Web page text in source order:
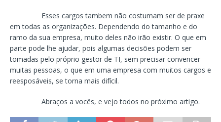
Esses cargos tambem não costumam ser de praxe
em todas as organizações. Dependendo do tamanho e do
ramo da sua empresa, muito deles não irão existir. O que em
parte pode lhe ajudar, pois algumas decisões podem ser
tomadas pelo próprio gestor de TI, sem precisar convencer
muitas pessoas, o que em uma empresa com muitos cargos e
reesposáveis, se torna mais difícil.
Abraços a vocês, e vejo todos no próximo artigo.